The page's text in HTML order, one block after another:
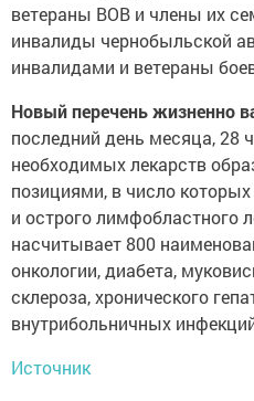
ветераны ВОВ и члены их
инвалиды чернобыльской
инвалидами и ветераны
Новый перечень жизненно
последний день месяца, 28
необходимых лекарств
позициями, в число
и острого лимфобластного
насчитывает 800
онкологии, диабета,
склероза, хронического
внутрибольничных
Источник